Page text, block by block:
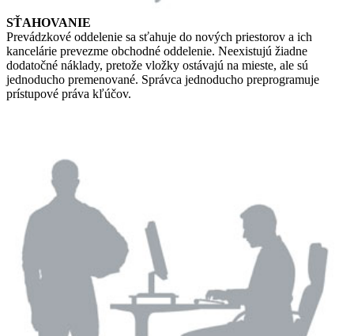
SŤAHOVANIE
Prevádzkové oddelenie sa sťahuje do nových priestorov a ich
kancelárie prevezme obchodné oddelenie. Neexistujú žiadne
dodatočné náklady, pretože vložky ostávajú na mieste, ale sú
jednoducho premenované. Správca jednoducho preprogramuje
prístupové práva kľúčov.